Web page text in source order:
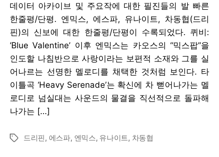
데이터 아카이브 및 주요작에 대한 필진들의 발 빠른
한줄평/단평. 엔믹스, 에스파, 유나이트, 차동협(드리
핀)의 신보에 대한 한줄평/단평이 수록되었다. 퀴비:
‘Blue Valentine’ 이후 엔믹스는 카오스의 “믹스팝”을
인도할 나침반으로 사랑이라는 보편적 소재와 그를 실
어나르는 선명한 멜로디를 채택한 것처럼 보인다. 타
이틀곡 ‘Heavy Serenade’는 확신에 차 뻗어나가는 멜
로디로 넘실대는 사운드의 물결을 직선적으로 돌파해
나가는 […]
Tags드리핀, 에스파, 엔믹스, 유나이트, 차동협